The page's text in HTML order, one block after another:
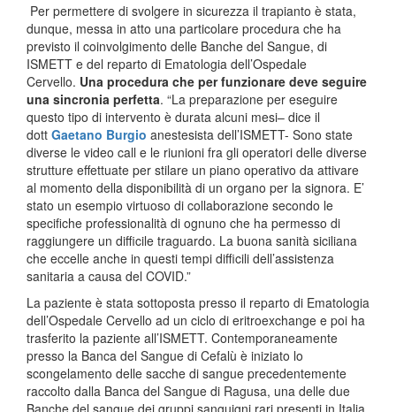
Per permettere di svolgere in sicurezza il trapianto è stata,
dunque, messa in atto una particolare procedura che ha
previsto il coinvolgimento delle Banche del Sangue, di
ISMETT e del reparto di Ematologia dell’Ospedale
Cervello. Una procedura che per funzionare deve seguire
una sincronia perfetta. “La preparazione per eseguire
questo tipo di intervento è durata alcuni mesi– dice il
dott Gaetano Burgio anestesista dell’ISMETT- Sono state
diverse le video call e le riunioni fra gli operatori delle diverse
strutture effettuate per stilare un piano operativo da attivare
al momento della disponibilità di un organo per la signora. E’
stato un esempio virtuoso di collaborazione secondo le
specifiche professionalità di ognuno che ha permesso di
raggiungere un difficile traguardo. La buona sanità siciliana
che eccelle anche in questi tempi difficili dell’assistenza
sanitaria a causa del COVID.”
La paziente è stata sottoposta presso il reparto di Ematologia
dell’Ospedale Cervello ad un ciclo di eritroexchange e poi ha
trasferito la paziente all’ISMETT. Contemporaneamente
presso la Banca del Sangue di Cefalù è iniziato lo
scongelamento delle sacche di sangue precedentemente
raccolto dalla Banca del Sangue di Ragusa, una delle due
Banche del sangue dei gruppi sanguigni rari presenti in Italia,